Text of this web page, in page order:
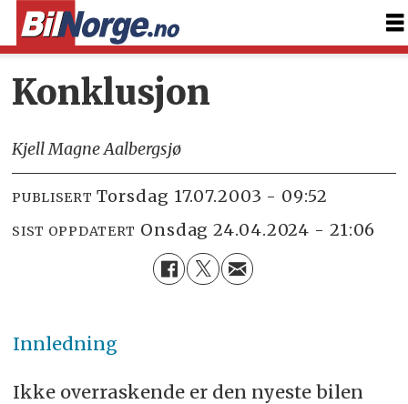
Konklusjon
Kjell Magne Aalbergsjø
PUBLISERT torsdag 17.07.2003 - 09:52
SIST OPPDATERT onsdag 24.04.2024 - 21:06
Innledning
Ikke overraskende er den nyeste bilen